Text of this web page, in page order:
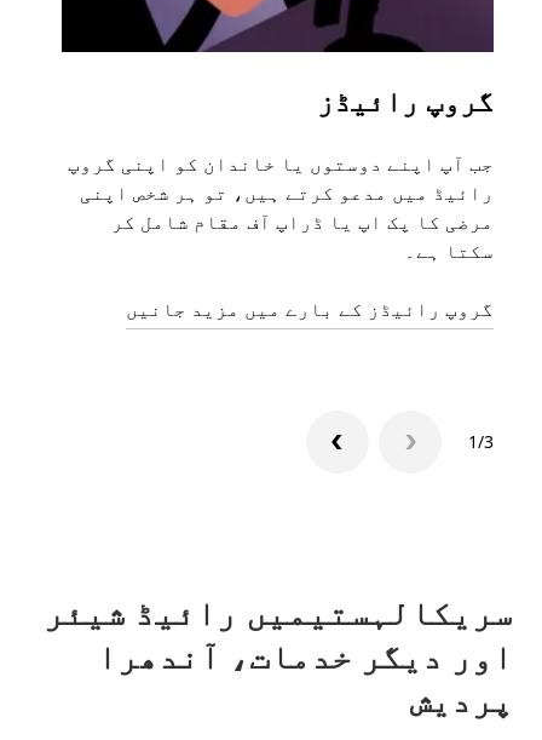
گروپ رائیڈز
جب آپ اپنے دوستوں یا خاندان کو اپنی گروپ
رائیڈ میں مدعو کرتے ہیں، تو ہر شخص اپنی
مرضی کا پک اپ یا ڈراپ آف مقام شامل کر
سکتا ہے۔
گروپ رائیڈز کے بارے میں مزید جانیں
1/3
سریکالہستیمیں رائیڈ شیئر
اور دیگر خدمات، آندھرا
پردیش